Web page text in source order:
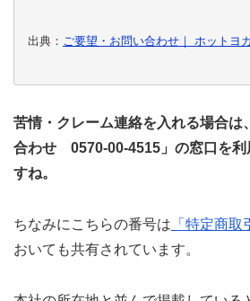
出典： ご要望・お問い合わせ｜ ホットヨ
苦情・クレーム連絡を入れる場合は
合わせ 0570-00-4515」の窓口を利
すね。
ちなみにこちらの番号は 「特定商取
おいても共有されています。